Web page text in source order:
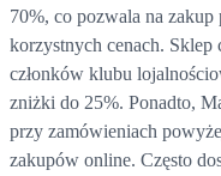
70%, co pozwala na
korzystnych cenach. Sklep
członków klubu
zniżki do 25%. Ponadto,
przy zamówieniach
zakupów online. Często